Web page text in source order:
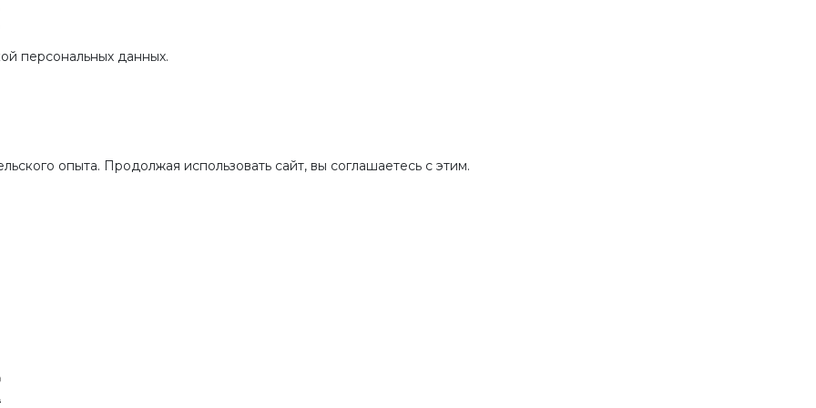
персональных данных.
опыта. Продолжая использовать сайт, вы соглашаетесь с этим.